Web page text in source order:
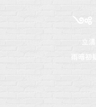
༺
立
雨暗初